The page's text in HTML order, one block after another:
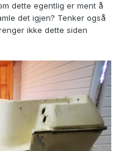
dette egentlig er ment å
det igjen? Tenker også
ikke dette siden